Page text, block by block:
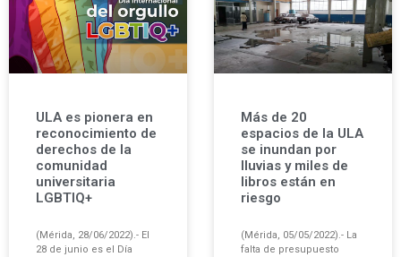
ULA es pionera en
reconocimiento de
derechos de la
comunidad
universitaria
LGBTIQ+
(Mérida, 28/06/2022).- El
28 de junio es el Día
Más de 20
espacios de la ULA
se inundan por
lluvias y miles de
libros están en
riesgo
(Mérida, 05/05/2022).- La
falta de presupuesto